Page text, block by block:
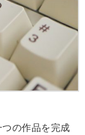
の作品を完成